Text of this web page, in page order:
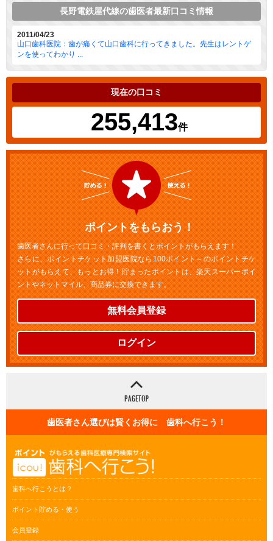
長野電鉄屋代線の歯医者最新口コミ情報
2011/04/23
山口歯科医院：歯が痛くて山口歯科に行ってきました。先生はレントゲ
ンを使ってわかり ...
現在の口コミ
255,413件
ポイントをもらおう！
歯医者さんに行って口コミ・評判を書くとポイントがもらえます！
さらに、ポイントチケット加盟医院なら100ポイント～のポイントチケ
ットがもらえて、もっとお得！貯まったポイントは、楽天スーパーポイ
ントやネットマイル、商品券に交換できます。
無料会員登録
ログイン
歯医者さん選びは賢くお得に 歯科へ行こう！
歯科へ行こうとは？
ポイント貯める・使う
会員登録